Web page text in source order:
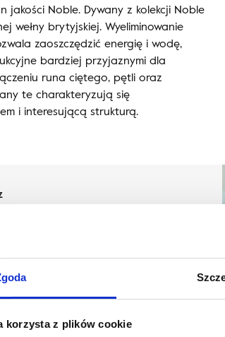
korzysta z plików cookie
jakości Noble. Dywany z kolekcji Noble
wełny brytyjskiej. Wyeliminowanie
zaoszczędzić energię i wodę,
bardziej przyjaznymi dla
runa ciętego, pętli oraz
te charakteryzują się
i interesującą strukturą.
Agnelli